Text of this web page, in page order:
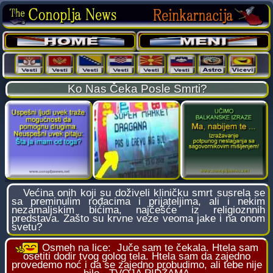
Ko Nas Čeka Posle Smrti?
Većina onih koji su doživeli kliničku smrt susrela se
sa preminulim rođacima i prijateljima, ali i nekim
nezamaljskim bićima, najčešće iz religioznnih
predstava. Zašto su krvne veze veoma jake i na onom
svetu?
Osmeh na lice: Juče sam te čekala. Htela sam
osetiti dodir tvog golog tela. Htela sam da zajedno
provedemo noć i da se zajedno probudimo, ali tebe nije